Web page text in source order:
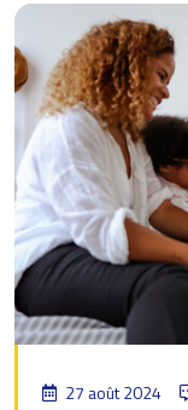
27 août 2024